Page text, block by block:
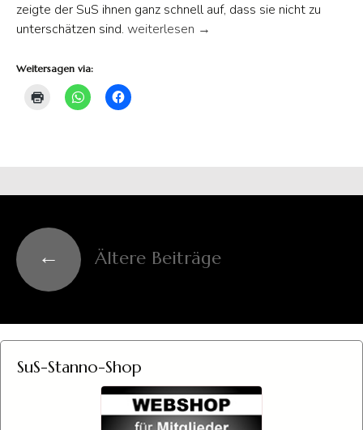
zeigte der SuS ihnen ganz schnell auf, dass sie nicht zu
unterschätzen sind. U-23 siegt im ersten Bezirksligaspiel
weiterlesen →
Weitersagen via:
Beitragsnavigation
← Ältere Beiträge
SuS-Stanno-Shop